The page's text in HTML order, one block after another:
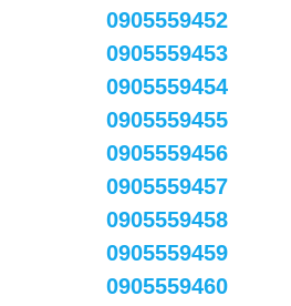
0905559452
0905559453
0905559454
0905559455
0905559456
0905559457
0905559458
0905559459
0905559460